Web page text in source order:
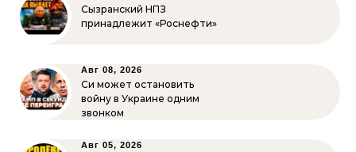
Сызранский НПЗ
принадлежит «Роснефти»
Авг 08, 2026
Си может остановить
войну в Украине одним
звонком
Авг 05, 2026